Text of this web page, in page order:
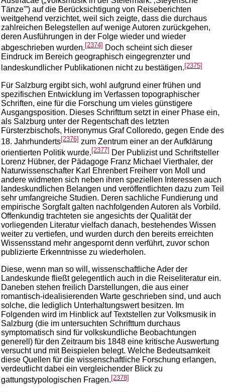
Tänze'”) auf die Berücksichtigung von Reiseberichten
weitgehend verzichtet, weil sich zeigte, dass die durchaus
zahlreichen Belegstellen auf wenige Autoren zurückgehen,
deren Ausführungen in der Folge wieder und wieder
abgeschrieben wurden. [2374] Doch scheint sich dieser
Eindruck im Bereich geographisch eingegrenzter und
landeskundlicher Publikationen nicht zu bestätigen.[2375]
Für Salzburg ergibt sich, wohl aufgrund einer frühen und
spezifischen Entwicklung im Verfassen topographischer
Schriften, eine für die Forschung um vieles günstigere
Ausgangsposition. Dieses Schrifttum setzt in einer Phase ein,
als Salzburg unter der Regentschaft des letzten
Fürsterzbischofs, Hieronymus Graf Colloredo, gegen Ende des
18. Jahrhunderts[2376] zum Zentrum einer an der Aufklärung
orientierten Politik wurde. [2377] Der Publizist und Schriftsteller
Lorenz Hübner, der Pädagoge Franz Michael Vierthaler, der
Naturwissenschafter Karl Ehrenbert Freiherr von Moll und
andere widmeten sich neben ihren speziellen Interessen auch
landeskundlichen Belangen und veröffentlichten dazu zum Teil
sehr umfangreiche Studien. Deren sachliche Fundierung und
empirische Sorgfalt galten nachfolgenden Autoren als Vorbild.
Offenkundig trachteten sie angesichts der Qualität der
vorliegenden Literatur vielfach danach, bestehendes Wissen
weiter zu vertiefen, und wurden durch den bereits erreichten
Wissensstand mehr angespornt denn verführt, zuvor schon
publizierte Erkenntnisse zu wiederholen.
Diese, wenn man so will, wissenschaftliche Ader der
Landeskunde fließt gelegentlich auch in die Reiseliteratur ein.
Daneben stehen freilich Darstellungen, die aus einer
romantisch-idealisierenden Warte geschrieben sind, und auch
solche, die lediglich Unterhaltungswert besitzen. Im
Folgenden wird im Hinblick auf Textstellen zur Volksmusik in
Salzburg (die im untersuchten Schrifttum durchaus
symptomatisch sind für volkskundliche Beobachtungen
generell) für den Zeitraum bis 1848 eine kritische Auswertung
versucht und mit Beispielen belegt. Welche Bedeutsamkeit
diese Quellen für die wissenschaftliche Forschung erlangen,
verdeutlicht dabei ein vergleichender Blick zu
gattungstypologischen Fragen.[2378]